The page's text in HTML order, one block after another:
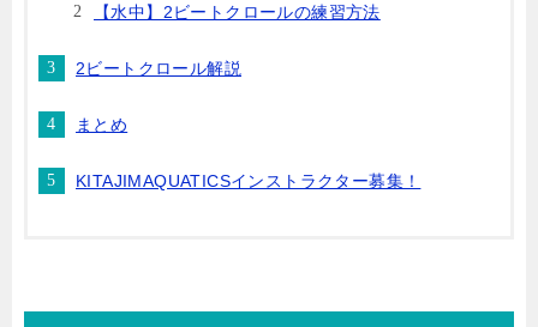
【水中】2ビートクロールの練習方法
2ビートクロール解説
まとめ
KITAJIMAQUATICSインストラクター募集！